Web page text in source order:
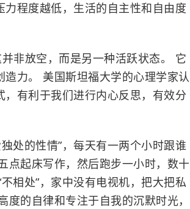
程度越低，生活的自主性和自由度
非放空，而是另一种活跃状态。 它
力。 美国斯坦福大学的心理学家认
有利于我们进行内心反思，有效分
处的性情”，每天有一两个小时跟谁
点起床写作，然后跑步一小时，数十
相处”，家中没有电视机，把大把私
的自律和专注于自我的沉默时光，